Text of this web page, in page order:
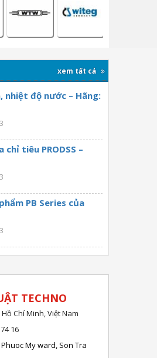
xem tất cả
nhiệt độ nước – Hãng:
tiêu PRODSS –
PB Series của
TECHNO
Hồ Chí Minh, Việt Nam
16
My ward, Son Tra